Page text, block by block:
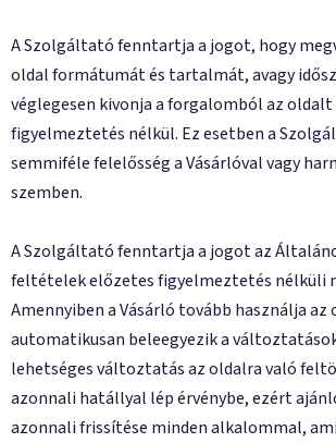
A Szolgáltató fenntartja a jogot, hogy
oldal formátumát és tartalmát, avagy
véglegesen kivonja a forgalomból az
figyelmeztetés nélkül. Ez esetben a
semmiféle felelősség a Vásárlóval vagy
szemben.
A Szolgáltató fenntartja a jogot az
feltételek előzetes figyelmeztetés nélküli
Amennyiben a Vásárló tovább használja az
automatikusan beleegyezik a
lehetséges változtatás az oldalra való
azonnali hatállyal lép érvénybe, ezért
azonnali frissítése minden alkalommal,